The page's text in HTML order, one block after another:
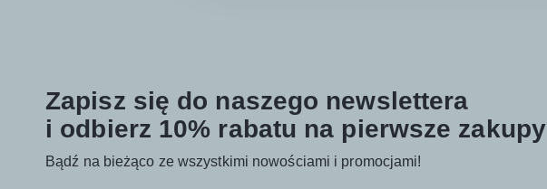
Zapisz się do naszego newslettera
i odbierz 10% rabatu na pierwsze zakupy
Bądź na bieżąco ze wszystkimi nowościami i promocjami!